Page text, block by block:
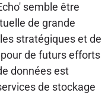
semble être
de grande
stratégiques et de
de futurs efforts
données est
de stockage